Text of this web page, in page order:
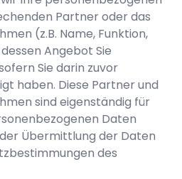
Partner oder das
(z.B. Name, Funktion,
Angebot Sie
Sie darin zuvor
haben. Diese Partner und
sind eigenständig für
Daten
Übermittlung der Daten
des